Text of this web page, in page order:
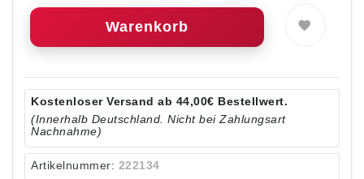
Warenkorb
Kostenloser Versand ab 44,00€ Bestellwert.
(Innerhalb Deutschland. Nicht bei Zahlungsart
Nachnahme)
Artikelnummer: 222134